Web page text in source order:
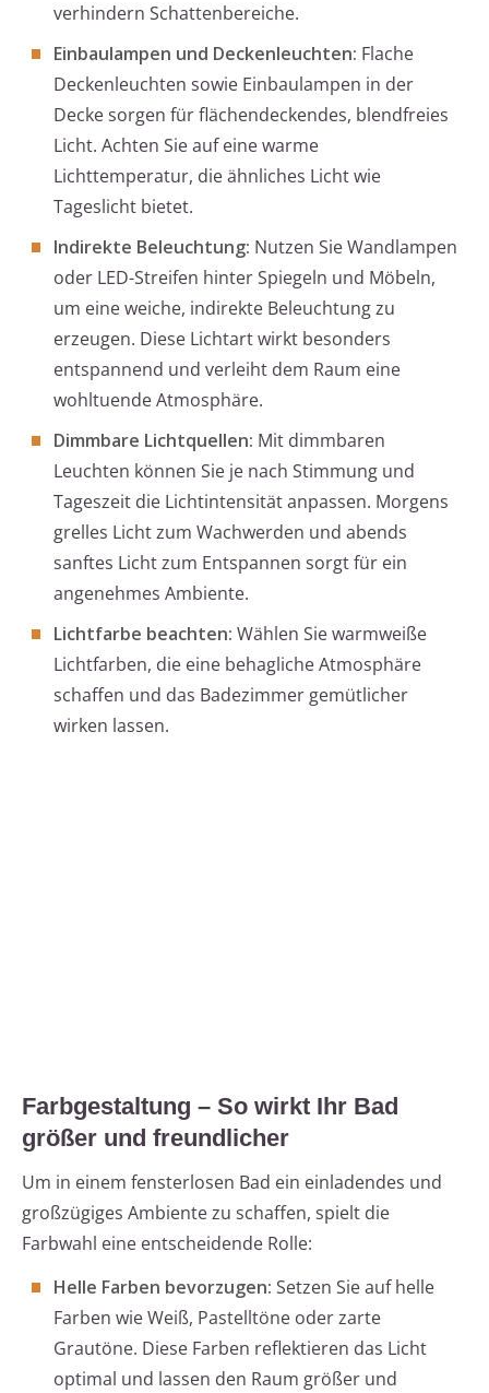
verhindern Schattenbereiche.
Einbaulampen und Deckenleuchten: Flache
Deckenleuchten sowie Einbaulampen in der
Decke sorgen für flächendeckendes, blendfreies
Licht. Achten Sie auf eine warme
Lichttemperatur, die ähnliches Licht wie
Tageslicht bietet.
Indirekte Beleuchtung: Nutzen Sie Wandlampen
oder LED-Streifen hinter Spiegeln und Möbeln,
um eine weiche, indirekte Beleuchtung zu
erzeugen. Diese Lichtart wirkt besonders
entspannend und verleiht dem Raum eine
wohltuende Atmosphäre.
Dimmbare Lichtquellen: Mit dimmbaren
Leuchten können Sie je nach Stimmung und
Tageszeit die Lichtintensität anpassen. Morgens
grelles Licht zum Wachwerden und abends
sanftes Licht zum Entspannen sorgt für ein
angenehmes Ambiente.
Lichtfarbe beachten: Wählen Sie warmweiße
Lichtfarben, die eine behagliche Atmosphäre
schaffen und das Badezimmer gemütlicher
wirken lassen.
Farbgestaltung – So wirkt Ihr Bad
größer und freundlicher
Um in einem fensterlosen Bad ein einladendes und
großzügiges Ambiente zu schaffen, spielt die
Farbwahl eine entscheidende Rolle:
Helle Farben bevorzugen: Setzen Sie auf helle
Farben wie Weiß, Pastelltöne oder zarte
Grautöne. Diese Farben reflektieren das Licht
optimal und lassen den Raum größer und